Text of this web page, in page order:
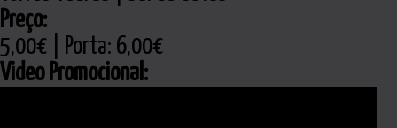
Preço:
5,00€ | Porta: 6,00€
Video Promocional: